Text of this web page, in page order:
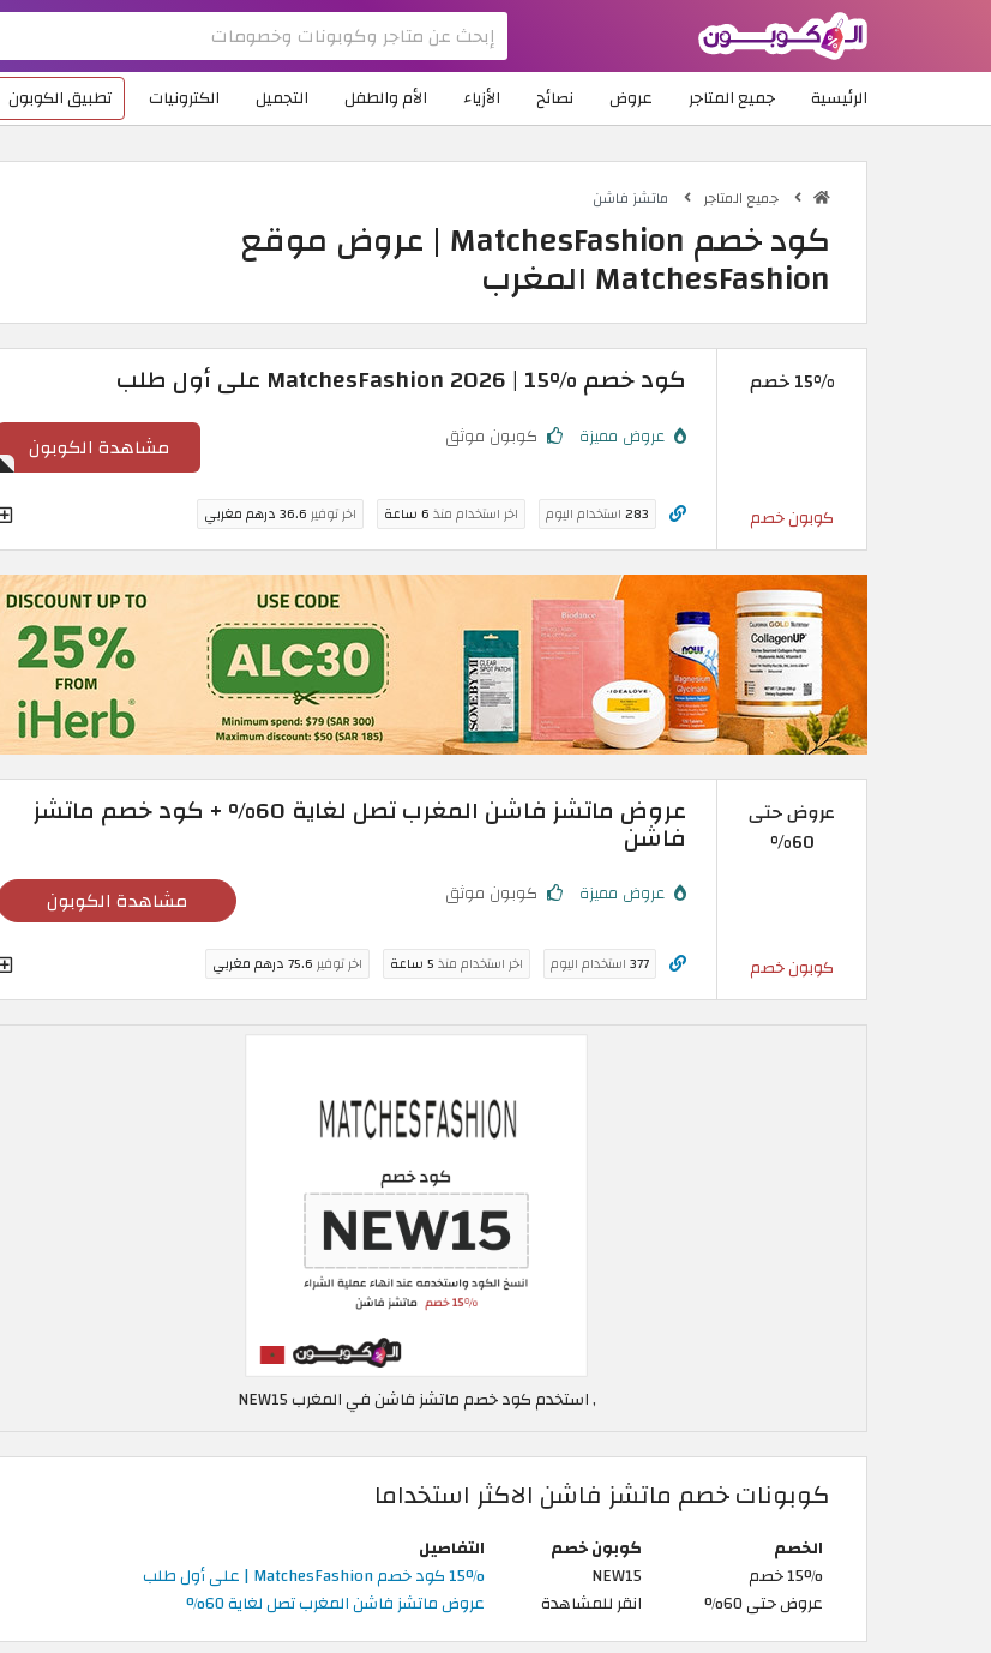
الرئيسية جميع المتاجر عروض نصائح الأزياء الأم والطفل التجميل الكترونيات تطبيق الكوبون
جميع المتاجر ماتشز فاشن
كود خصم MatchesFashion | عروض موقع
MatchesFashion المغرب
15% خصم
كوبون خصم
كود خصم MatchesFashion 2026 | 15% على أول طلب
عروض مميزة كوبون موثق مشاهدة الكوبون
283استخدام اليوم اخر استخدام منذ6 ساعة اخر توفير36.6 درهم مغربي
عروض حتى
60%
كوبون خصم
عروض ماتشز فاشن المغرب تصل لغاية 60% + كود خصم ماتشز
فاشن
عروض مميزة كوبون موثق مشاهدة الكوبون
377استخدام اليوم اخر استخدام منذ5 ساعة اخر توفير75.6 درهم مغربي
, استخدم كود خصم ماتشز فاشن في المغرب NEW15
كوبونات خصم ماتشز فاشن الاكثر استخداما
الخصم كوبون خصم
التفاصيل
15% خصم
NEW15
15% كود خصم MatchesFashion | على أول طلب
عروض حتى 60%
انقر للمشاهدة عروض ماتشز فاشن المغرب تصل لغاية 60%